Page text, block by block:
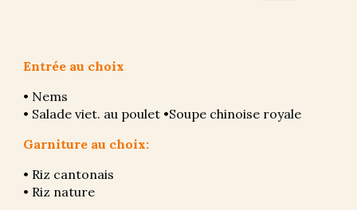
Entrée au choix
• Nems
• Salade viet. au poulet •Soupe chinoise royale
Garniture au choix:
• Riz cantonais
• Riz nature